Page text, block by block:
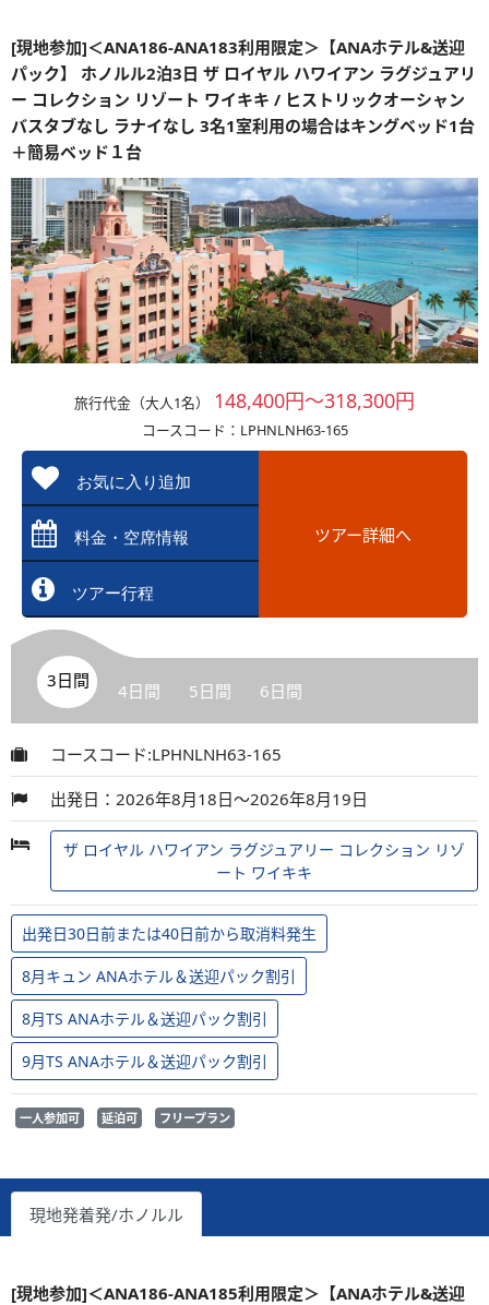
[現地参加]＜ANA186-ANA183利用限定＞【ANAホテル&送迎
パック】 ホノルル2泊3日 ザ ロイヤル ハワイアン ラグジュアリ
ー コレクション リゾート ワイキキ / ヒストリックオーシャン
バスタブなし ラナイなし 3名1室利用の場合はキングベッド1台
＋簡易ベッド１台
旅行代金（大人1名） 148,400円～318,300円
コースコード：LPHNLNH63-165
お気に入り追加
料金・空席情報
ツアー行程
ツアー詳細へ
3日間 4日間 5日間 6日間
コースコード:LPHNLNH63-165
出発日：2026年8月18日～2026年8月19日
ザ ロイヤル ハワイアン ラグジュアリー コレクション リゾ
ート ワイキキ
出発日30日前または40日前から取消料発生
8月キュン ANAホテル＆送迎パック割引
8月TS ANAホテル＆送迎パック割引
9月TS ANAホテル＆送迎パック割引
一人参加可 延泊可 フリープラン
現地発着発/ホノルル
[現地参加]＜ANA186-ANA185利用限定＞【ANAホテル&送迎